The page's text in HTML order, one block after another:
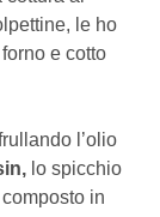
le ho
e cotto
l’olio
lo spicchio
in